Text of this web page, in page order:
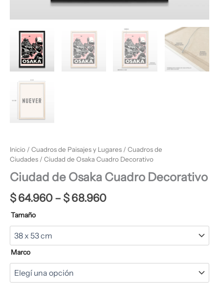
Inicio / Cuadros de Paisajes y Lugares / Cuadros de
Ciudades / Ciudad de Osaka Cuadro Decorativo
Ciudad de Osaka Cuadro Decorativo
$64.960– $68.960
Tamaño
Marco